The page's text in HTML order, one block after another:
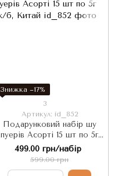
Знижка −17%
3
Артикул: id_852
Подарунковий набір шу
пуерів Асорті 15 шт по 5г
ж/б, Китай
499.00 грн/набір
599.00 грн